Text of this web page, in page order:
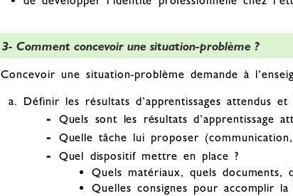
3- Comment concevoir une situation-problème ?
Concevoir une situation-problème demande à
Définir les résultats d’apprentissages attendus
Quels sont les résultats d’apprentissage
Quelle tâche lui proposer
Quel dispositif mettre en place ?
Quels matériaux, quels documents,
Quelles consignes pour accomplir la